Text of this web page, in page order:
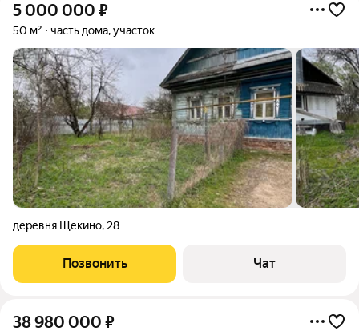
5 000 000 ₽
50 м² часть дома, участок
деревня Щекино, 28
Позвонить Чат
38 980 000 ₽